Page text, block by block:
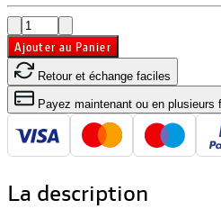
Ajouter au Panier
Retour et échange faciles
Payez maintenant ou en plusieurs
La description